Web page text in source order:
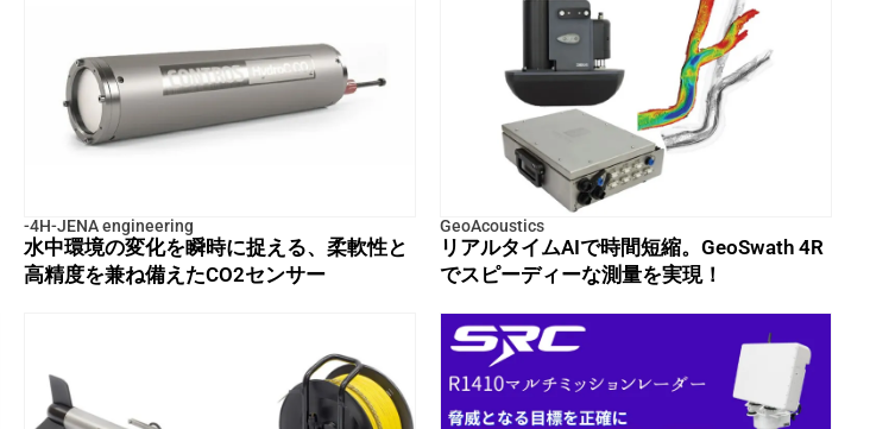
-4H-JENA engineering
水中環境の変化を瞬時に捉える、柔軟性と
高精度を兼ね備えたCO2センサー
GeoAcoustics
リアルタイムAIで時間短縮。GeoSwath 4R
でスピーディーな測量を実現！